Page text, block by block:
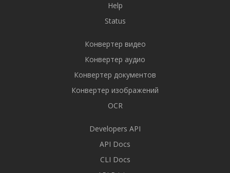
Help
Status
Конвертер видео
Конвертер аудио
Конвертер документов
Конвертер изображений
OCR
Developers API
API Docs
CLI Docs